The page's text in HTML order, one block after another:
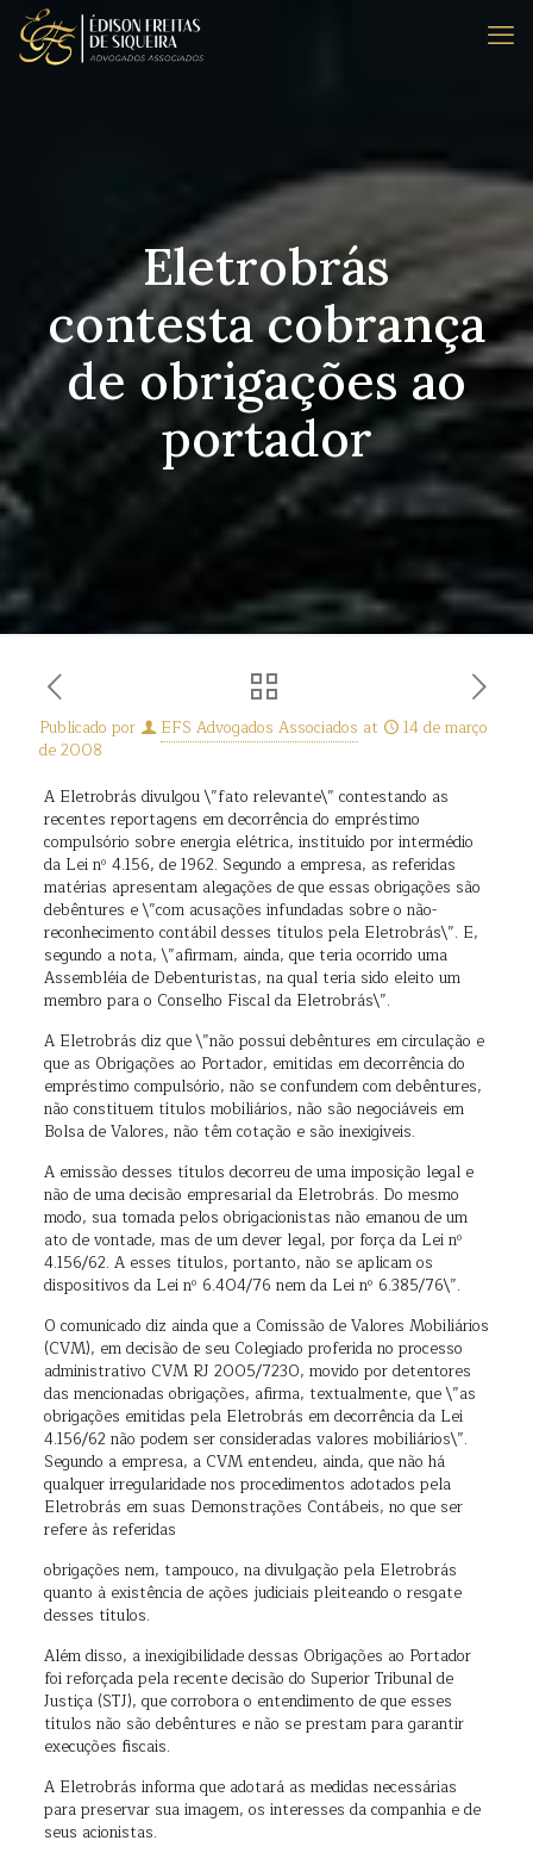
Eletrobrás
contesta cobrança
de obrigações ao
portador
Publicado por EFS Advogados Associados at
14 de março
de 2008
A Eletrobrás divulgou \”fato relevante\” contestando as
recentes reportagens em decorrência do empréstimo
compulsório sobre energia elétrica, instituído por intermédio
da Lei nº 4.156, de 1962. Segundo a empresa, as referidas
matérias apresentam alegações de que essas obrigações são
debêntures e \”com acusações infundadas sobre o não-
reconhecimento contábil desses títulos pela Eletrobrás\”. E,
segundo a nota, \”afirmam, ainda, que teria ocorrido uma
Assembléia de Debenturistas, na qual teria sido eleito um
membro para o Conselho Fiscal da Eletrobrás\”.
A Eletrobrás diz que \”não possui debêntures em circulação e
que as Obrigações ao Portador, emitidas em decorrência do
empréstimo compulsório, não se confundem com debêntures,
não constituem títulos mobiliários, não são negociáveis em
Bolsa de Valores, não têm cotação e são inexigíveis.
A emissão desses títulos decorreu de uma imposição legal e
não de uma decisão empresarial da Eletrobrás. Do mesmo
modo, sua tomada pelos obrigacionistas não emanou de um
ato de vontade, mas de um dever legal, por força da Lei nº
4.156/62. A esses títulos, portanto, não se aplicam os
dispositivos da Lei nº 6.404/76 nem da Lei nº 6.385/76\”.
O comunicado diz ainda que a Comissão de Valores Mobiliários
(CVM), em decisão de seu Colegiado proferida no processo
administrativo CVM RJ 2005/7230, movido por detentores
das mencionadas obrigações, afirma, textualmente, que \”as
obrigações emitidas pela Eletrobrás em decorrência da Lei
4.156/62 não podem ser consideradas valores mobiliários\”.
Segundo a empresa, a CVM entendeu, ainda, que não há
qualquer irregularidade nos procedimentos adotados pela
Eletrobrás em suas Demonstrações Contábeis, no que ser
refere às referidas
obrigações nem, tampouco, na divulgação pela Eletrobrás
quanto à existência de ações judiciais pleiteando o resgate
desses títulos.
Além disso, a inexigibilidade dessas Obrigações ao Portador
foi reforçada pela recente decisão do Superior Tribunal de
Justiça (STJ), que corrobora o entendimento de que esses
títulos não são debêntures e não se prestam para garantir
execuções fiscais.
A Eletrobrás informa que adotará as medidas necessárias
para preservar sua imagem, os interesses da companhia e de
seus acionistas.